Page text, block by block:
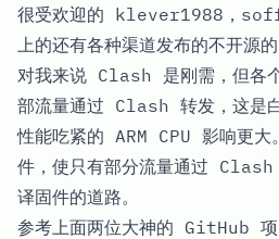
很受欢迎的 klever1988 ，
上的还有各种渠道发布的不开源的
对我来说 Clash 是刚需，但各
部流量通过 Clash 转发，这是
性能吃紧的 ARM CPU 影响更大
件 ，使只有部分流量通过 Clash
译固件的道路。
参考上面两位大神的 GitHub 项